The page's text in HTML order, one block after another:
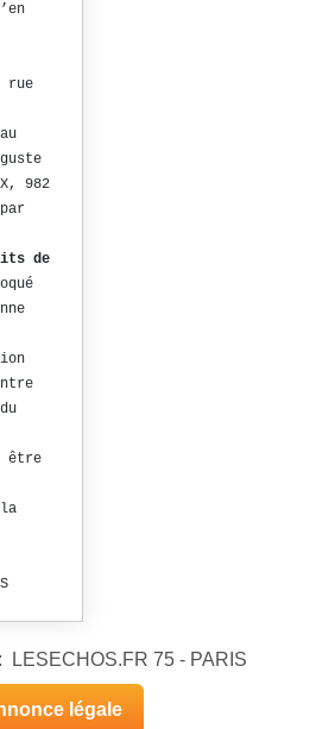
rue
982
de
être
LESECHOS.FR 75 - PARIS
légale